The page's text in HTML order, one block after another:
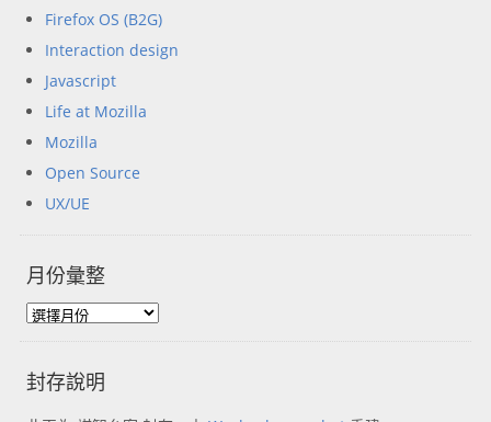
Firefox OS (B2G)
Interaction design
Javascript
Life at Mozilla
Mozilla
Open Source
UX/UE
月份彙整
封存說明